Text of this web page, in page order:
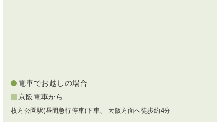
電車でお越しの場合
京阪電車から
枚方公園駅(昼間急行停車)下車、 大阪方面へ徒歩約4分